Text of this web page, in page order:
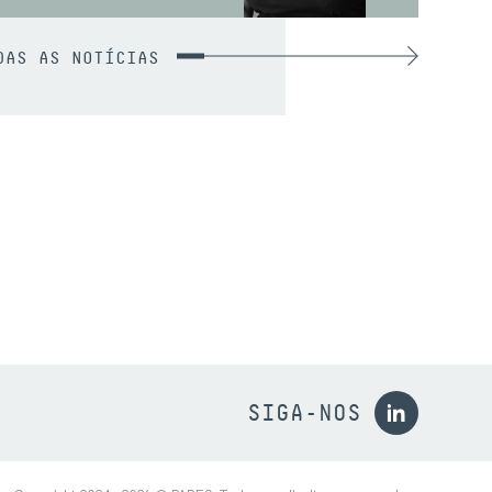
AS NOTÍCIAS
SIGA-NOS